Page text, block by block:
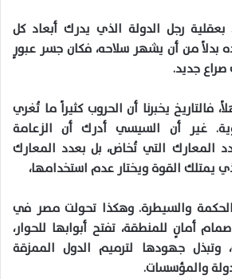
بعقلية رجل الدولة الذي يدرك أبعاد كل
بدلاً من أن يشهر سلاحه، فكان جسر عبورٍ
صراع جديد.
فالتاريخ يخبرنا أن الحروب كثيراً ما تُغري
غير أن السيسي أدرك أن الزعامة
المعارك التي تُخاض، بل بعدد المعارك
يمتلك القوة ويختار عدم استخدامها،
والسيطرة. وهكذا تحولت مصر في
أمانٍ للمنطقة، تفتح أبوابها للحوار،
وتبذل جهودها لترميم الدول الممزقة
والمؤسسات.